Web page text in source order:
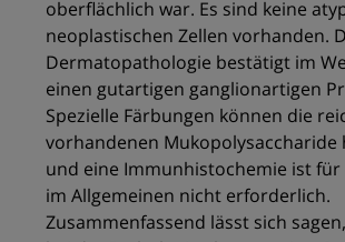
oberflächlich war. Es sind keine
neoplastischen Zellen vorhanden.
Dermatopathologie bestätigt im
einen gutartigen ganglionartigen
Spezielle Färbungen können die
vorhandenen Mukopolysaccharide
und eine Immunhistochemie ist für
im Allgemeinen nicht erforderlich.
Zusammenfassend lässt sich